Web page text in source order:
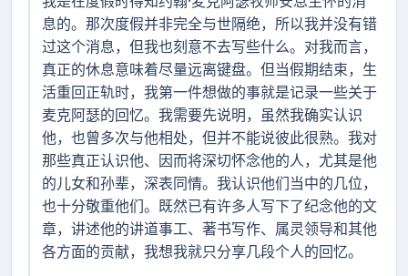
息的。那次度假并非完全与世隔绝，所以我并没有错
过这个消息，但我也刻意不去写些什么。对我而言，
真正的休息意味着尽量远离键盘。但当假期结束，生
活重回正轨时，我第一件想做的事就是记录一些关于
麦克阿瑟的回忆。我需要先说明，虽然我确实认识
他，也曾多次与他相处，但并不能说彼此很熟。我对
那些真正认识他、因而将深切怀念他的人，尤其是他
的儿女和孙辈，深表同情。我认识他们当中的几位，
也十分敬重他们。既然已有许多人写下了纪念他的文
章，讲述他的讲道事工、著书写作、属灵领导和其他
各方面的贡献，我想我就只分享几段个人的回忆。